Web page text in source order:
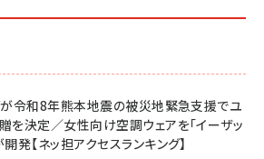
な会社は戦略が9割
アンアン)2026/06/24号 No.2500増刊
アンアン)2026/07/08号 No.2502[2026
半、あなたの恋と運命／山田涼介]
質」
が令和8年熊本地震の被災地緊急支援でユ
を決定／女性向け空調ウェアを「イーザッ
発【ネッ担アクセスランキング】